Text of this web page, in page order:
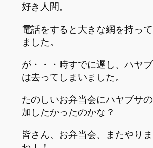
好き人間。
電話をすると大きな網を持っ
ました。
が・・・時すでに遅し、ハヤ
は去ってしまいました。
たのしいお弁当会にハヤブサ
加したかったのかな？
皆さん、お弁当会、またやりま